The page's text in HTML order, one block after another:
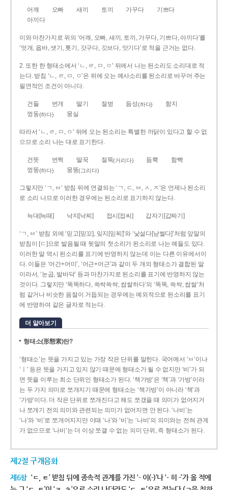
어깨 오빠 새끼 토끼 가꾸다
기쁘다
아끼다
이와 마찬가지로 위의 ‘어깨, 오빠, 새끼, 토끼, 가꾸다, 기쁘다, 아끼다’를
‘엇개, 옵바, 샛기, 톳기, 갓구다, 깃브다, 앗기다’로 적을 근거는 없다.
2. 또한 한 형태소에서 ‘ㄴ, ㄹ, ㅁ, ㅇ’ 뒤에서 나는 된소리도 소리대로 적
는다. 받침 ‘ㄴ, ㄹ, ㅁ, ㅇ’은 뒤에 오는 예사소리를 된소리로 바꾸어 주는
필연적인 조건이 아니다.
건들 번개 딸기 절벙 듬성(하다)
함지
껑둥(하다) 뭉실
따라서 ‘ㄴ, ㄹ, ㅁ, ㅇ’ 뒤에 오는 된소리는 특별한 까닭이 있다고 할 수 없
으므로 소리 나는 대로 표기한다.
건뜻 번쩍 딸꾹 절뚝(거리다) 듬뿍
함빡
껑뚱(하다) 뭉뚱(그리다)
그렇지만 ‘ㄱ, ㅂ’ 받침 뒤에 연결되는 ‘ㄱ, ㄷ, ㅂ, ㅅ, ㅈ’은 언제나 된소리
로 소리 나므로 이러한 경우에는 된소리로 표기하지 않는다.
늑대[늑때] 낙지[낙찌] 접시[접씨] 갑자기[갑짜기]
‘ㄱ, ㅂ’ 받침 외에 ‘믿고[믿꼬], 잊지[읻찌]’와 ‘낯설다[낟썰다]’처럼 앞말의
받침이 [ㄷ]으로 발음될 때 뒷말의 첫소리가 된소리로 나는 예들도 있다.
이러한 말 역시 된소리를 표기에 반영하지 않는데 이는 다른 이유에서이
다. 이들은 ‘어간+어미’, ‘어근+어근’과 같이 두 개의 형태소가 결합된 말
이라서, ‘눈곱, 발바닥’ 등과 마찬가지로 된소리를 표기에 반영하지 않는
것이다. 그렇지만 ‘똑똑하다, 쓱싹쓱싹, 쌉쌀하다’의 ‘똑똑, 쓱싹, 쌉쌀’처
럼 같거나 비슷한 음절이 거듭되는 경우에는 예외적으로 된소리를 표기
에 반영하여 같은 글자로 적는다.
더 알아보기
형태소(形態素)란?
‘형태소’는 뜻을 가지고 있는 가장 작은 단위를 말한다. 국어에서 ‘ㅂ’이나
‘ㅣ’ 등은 뜻을 가지고 있지 않기 때문에 형태소가 될 수 없지만 ‘비’가 되
면 뜻을 이루는 최소 단위인 형태소가 된다. ‘책가방’은 ‘책’과 ‘가방’이라
는 두 가지 의미로 쪼개지기 때문에 형태소는 ‘책가방’이 아니라 ‘책’과
‘가방’이다. 더 작은 단위로 쪼개진다고 해도 쪼갰을 때 의미가 없어지거
나 쪼개기 전의 의미와 관련되는 의미가 없어지면 안 된다. ‘나비’는
‘나’와 ‘비’로 쪼개어지지만 이때 ‘나’와 ‘비’는 ‘나비’의 의미와는 전혀 관계
가 없으므로 ‘나비’는 더 이상 쪼갤 수 없는 의미 단위, 즉 형태소가 된다.
제2절 구개음화
제6항 ‘ㄷ, ㅌ’ 받침 뒤에 종속적 관계를 가진 ‘- 이(-)’나 ‘- 히 -’가 올 적에